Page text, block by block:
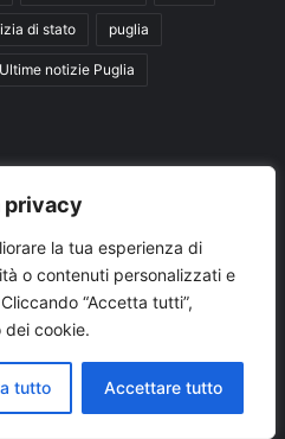
privacy
la tua esperienza di
o contenuti personalizzati e
“Accetta tutti”,
dei cookie.
tutto Accettare tutto
di stato puglia
Ultime notizie Puglia
X
You
Tube